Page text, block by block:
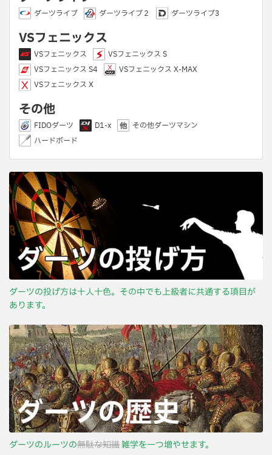
ダーツライブ ダーツライブ２ ダーツライブ3
VSフェニックス
VSフェニックス
VSフェニックス S
VSフェニックス S4
VSフェニックス X-MAX
VSフェニックス X
その他
FIDOダーツ D1-x
その他ダーツマシン
ハードボード
ダーツの投げ方は十人十色。その中でも上級者に共通する項目が
あります。
ダーツのルーツの無駄な知識雑学を一つ増やせます。